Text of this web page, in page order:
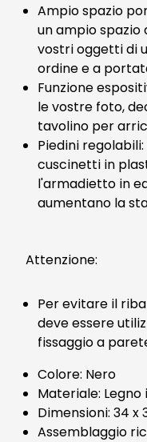
Ampio spazio
un ampio
vostri oggetti di
ordine e a
Funzione
le vostre foto,
tavolino per
Piedini
cuscinetti in
l'armadietto in
aumentano la
Attenzione:
Per evitare il
deve essere
fissaggio a
Colore: Nero
Materiale:
Dimensioni: 34 x
Assemblaggio